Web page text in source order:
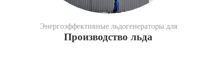
Энергоэффективные льдогенераторы для
Производство льда